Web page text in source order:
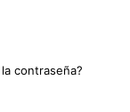
contraseña?